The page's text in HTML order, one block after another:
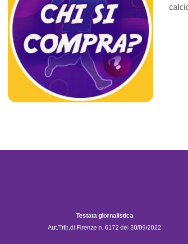
Testata giornalistica
Aut.Trib.di Firenze n. 6172 del 30/09/2022